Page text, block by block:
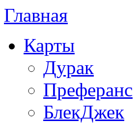
Главная
Карты
Дурак
Преферанс
БлекДжек